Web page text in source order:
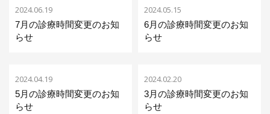
2024.06.19
7月の診療時間変更のお知
らせ
2024.05.15
6月の診療時間変更のお知
らせ
2024.04.19
5月の診療時間変更のお知
らせ
2024.02.20
3月の診療時間変更のお知
らせ